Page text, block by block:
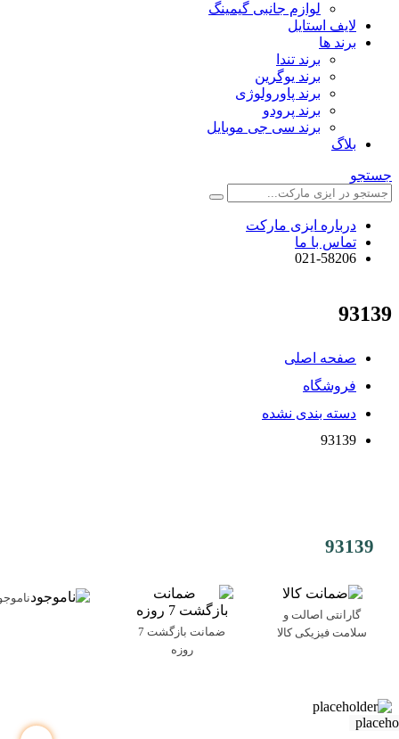
لوازم جانبی گیمینگ
لایف استایل
برند ها
برند تندا
برند یوگرین
برند پاورولوژی
برند پرودو
برند سی جی موبایل
بلاگ
جستجو
درباره ایزی مارکت
تماس با ما
021-58206
93139
صفحه اصلی
فروشگاه
دسته بندی نشده
93139
93139
گارانتی اصالت و
سلامت فیزیکی کالا
ضمانت بازگشت 7
روزه